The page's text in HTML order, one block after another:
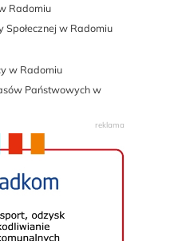
Radomiu
Społecznej w Radomiu
w Radomiu
Państwowych w